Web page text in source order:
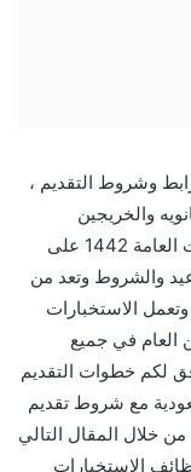
العامه 1442 , مع رابط وشروط التقديم ،
والخريجين
الجامعيين يبحثون عن رابط تقديم الاستخبارات العامة 1442 على
والشروط وتعد من
وتعمل الاستخبارات
العام في جميع
لكم خطوات التقديم
الاستخبارات العامة 1442 السعودية مع شروط تقديم
خلال المقال التالي
الاستخبارات